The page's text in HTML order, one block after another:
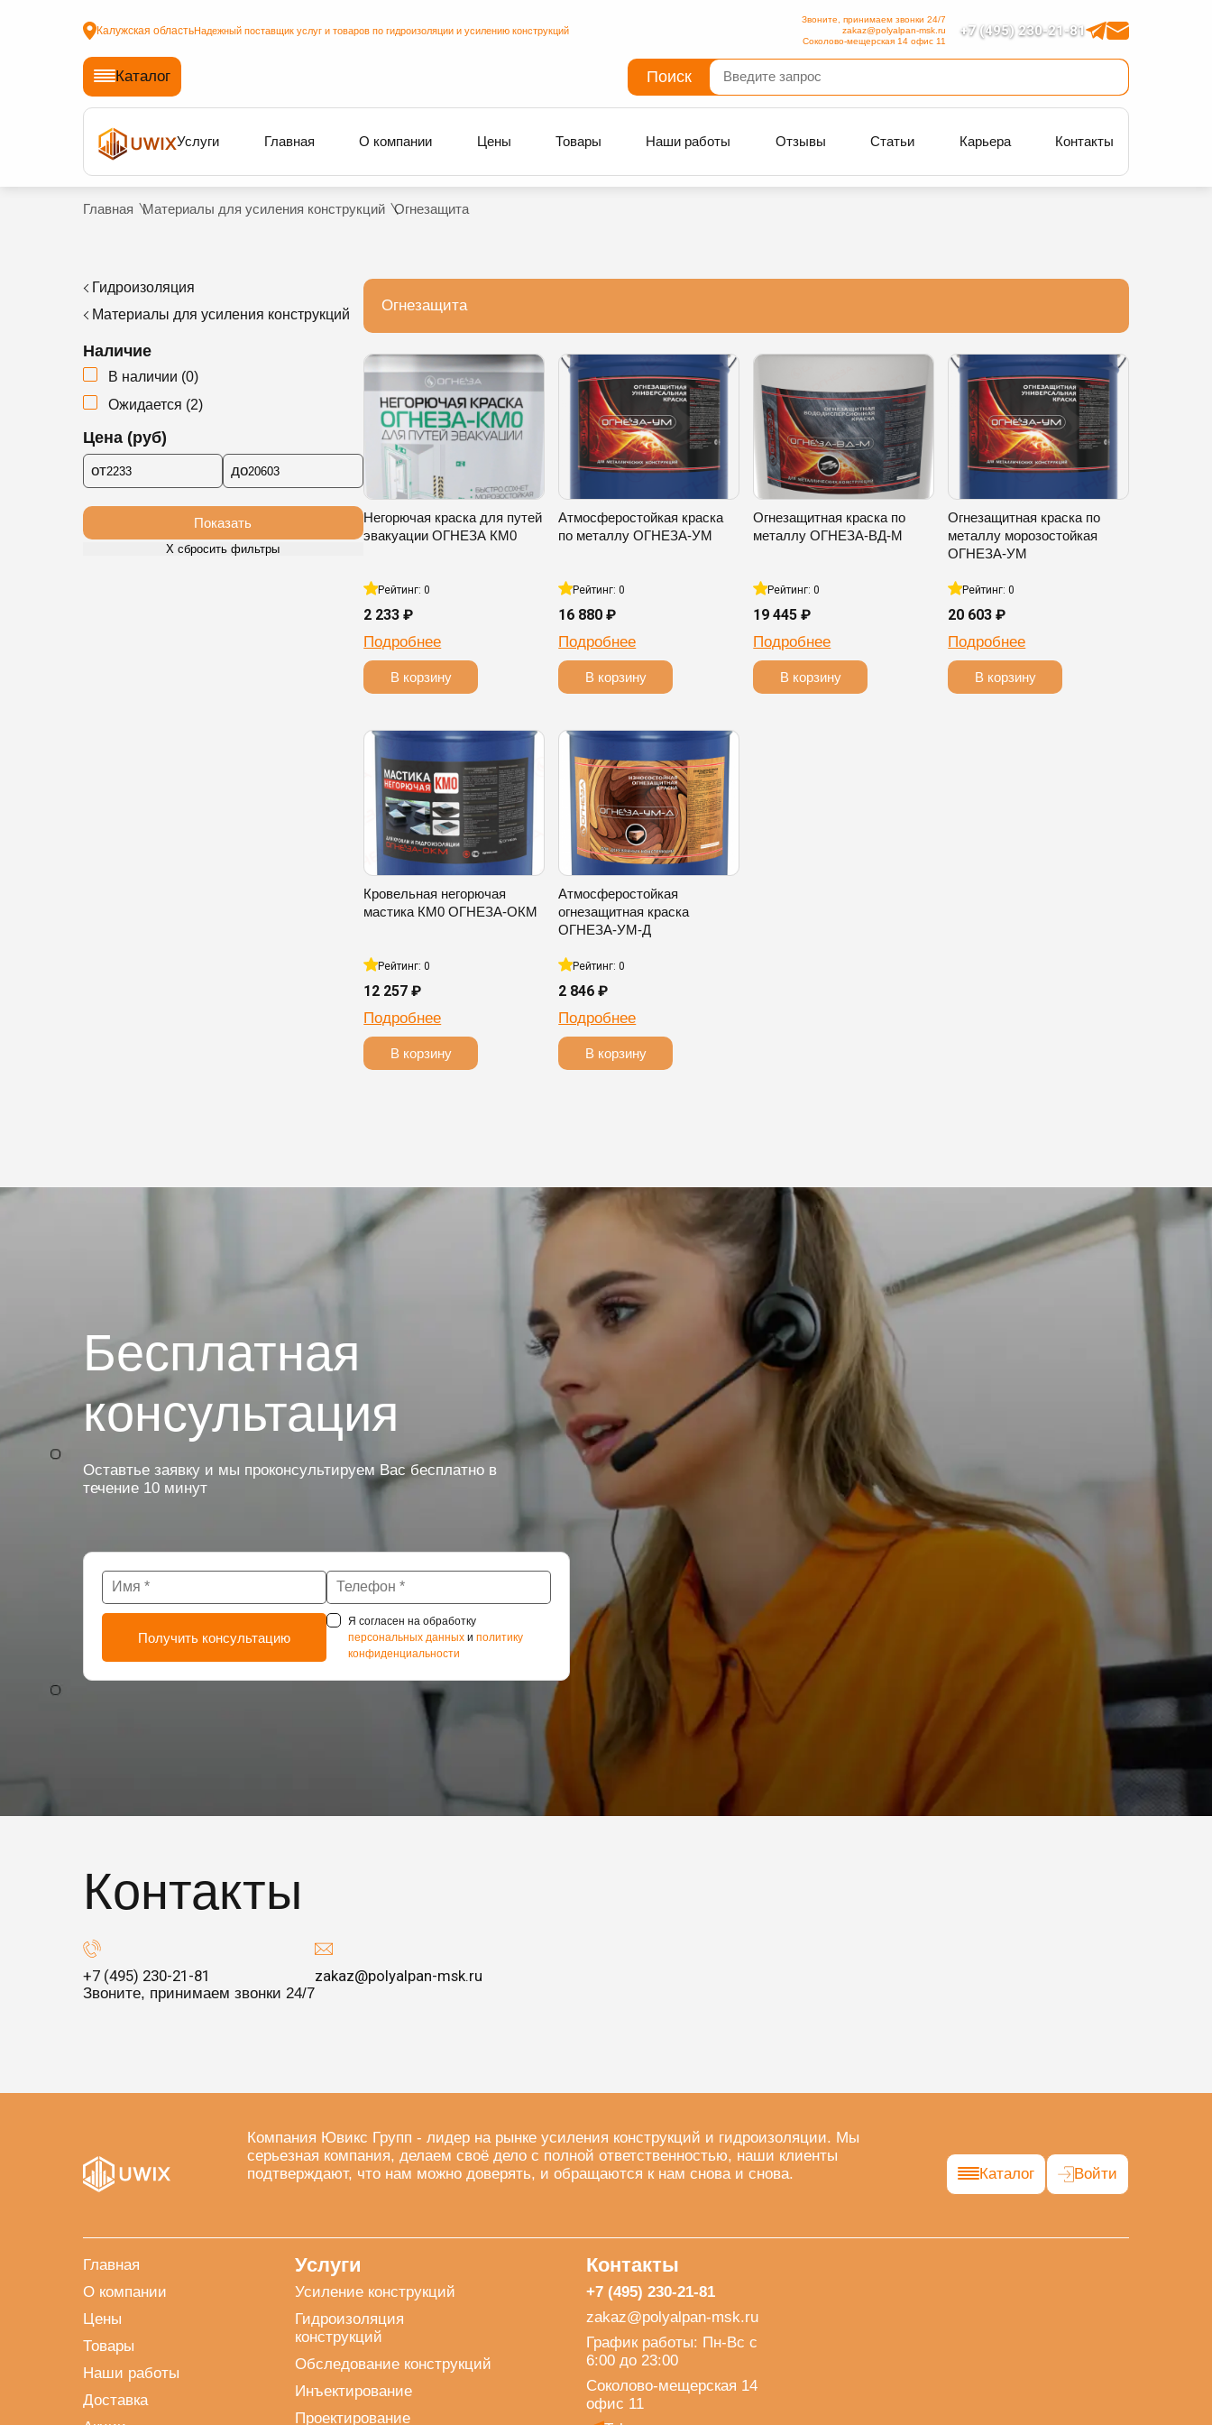
Калужская областьНадежный поставщик услуг и товаров по гидроизоляции и усилению конструкций +7 (495) 230-21-81
Звоните, принимаем звонки 24/7
zakaz@polyalpan-msk.ru
Соколово-мещерская 14 офис 11
Каталог Поиск
Услуги Главная О компании Цены Товары Наши работы Отзывы Статьи Карьера Контакты
Главная Материалы для усиления конструкций Огнезащита
Гидроизоляция
Материалы для усиления конструкций
Наличие
В наличии (0)
Ожидается (2)
Цена (руб)
от до
Показать
Х сбросить фильтры
Огнезащита
Негорючая краска для путей
эвакуации ОГНЕЗА КМ0
Рейтинг: 0
2 233 ₽
Подробнее
В корзину
Атмосферостойкая краска
по металлу ОГНЕЗА-УМ
Рейтинг: 0
16 880 ₽
Подробнее
В корзину
Огнезащитная краска по
металлу ОГНЕЗА-ВД-М
Рейтинг: 0
19 445 ₽
Подробнее
В корзину
Огнезащитная краска по
металлу морозостойкая
ОГНЕЗА-УМ
Рейтинг: 0
20 603 ₽
Подробнее
В корзину
Кровельная негорючая
мастика КМ0 ОГНЕЗА-ОКМ
Рейтинг: 0
12 257 ₽
Подробнее
В корзину
Атмосферостойкая
огнезащитная краска
ОГНЕЗА-УМ-Д
Рейтинг: 0
2 846 ₽
Подробнее
В корзину
Бесплатная
консультация
Оставтье заявку и мы проконсультируем Вас бесплатно в
течение 10 минут
Я согласен на обработку
персональных данныхи политику
конфиденциальности
Контакты
+7 (495) 230-21-81
Звоните, принимаем звонки 24/7
zakaz@polyalpan-msk.ru
Компания Ювикс Групп - лидер на рынке усиления конструкций и гидроизоляции. Мы
серьезная компания, делаем своё дело с полной ответственностью, наши клиенты
подтверждают, что нам можно доверять, и обращаются к нам снова и снова.
Каталог Войти
Главная
О компании
Цены
Товары
Наши работы
Доставка
Услуги
Усиление конструкций
Гидроизоляция
конструкций
Обследование конструкций
Инъектирование
Проектирование
Контакты
+7 (495) 230-21-81
zakaz@polyalpan-msk.ru
График работы: Пн-Вс с
6:00 до 23:00
Соколово-мещерская 14
офис 11